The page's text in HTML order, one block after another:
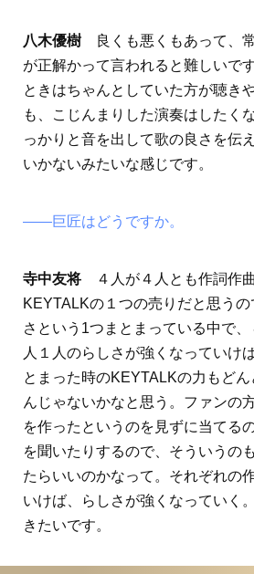
八木優樹
良くも悪くもあって、
が正解かって言われると難しいで
ときはちゃんとしていた方が聴き
も、こじんまりした演奏はしたく
っかりと音を出して歌の良さを伝
いかないみたいな感じです。
――巨匠はどうですか。
寺中友将
４人が４人とも作詞作
KEYTALKの１つの売りだと思う
さという1つまとまっている中で、
人１人のらしさが強くなっていけ
とまった時のKEYTALKの力もどん
んじゃないかなと思う。ファンの
を作ったというのを見ずに当てる
を聞いたりするので、そういうの
たらいいのかなって。それぞれの
いけば、らしさが強くなっていく
きたいです。